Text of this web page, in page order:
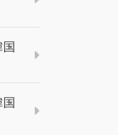
国
国